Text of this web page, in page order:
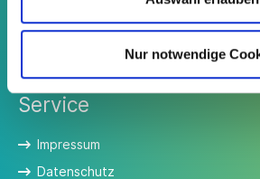
Nur notwendige
Telefon:
E-Mail:info@suedwesttextil.de
Service
Impressum
Datenschutz